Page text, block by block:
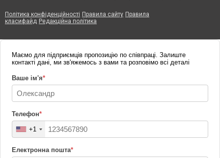
Політика конфіденційності Правила сайту Правила
класифайд Редакційна політика
Маємо для підприємців пропозицію по співпраці. Залиште
контакті дані, ми зв'яжемось з вами та розповімо всі деталі
Ваше ім'я*
Телефон*
+1
Електронна пошта*